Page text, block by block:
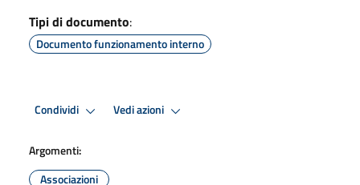
Tipi di documento:
Documento funzionamento interno
Condividi Vedi azioni
Argomenti:
Associazioni